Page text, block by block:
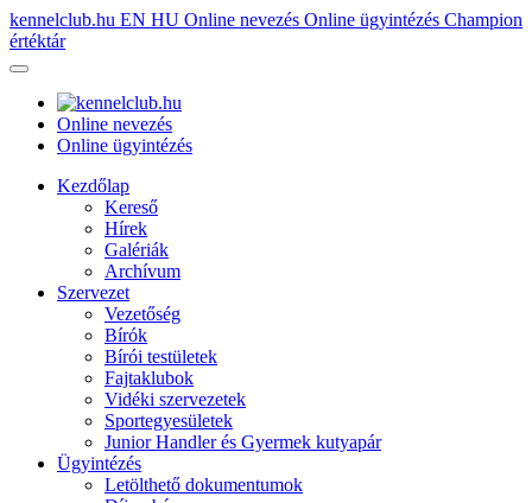
kennelclub.hu EN HU Online nevezés Online ügyintézés Champion
értéktár
Online nevezés
Online ügyintézés
Kezdőlap
Kereső
Hírek
Galériák
Archívum
Szervezet
Vezetőség
Bírók
Bírói testületek
Fajtaklubok
Vidéki szervezetek
Sportegyesületek
Junior Handler és Gyermek kutyapár
Ügyintézés
Letölthető dokumentumok